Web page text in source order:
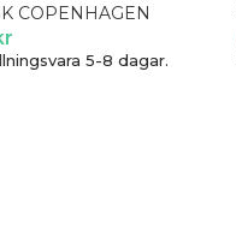
COPENHAGEN
5-8 dagar.